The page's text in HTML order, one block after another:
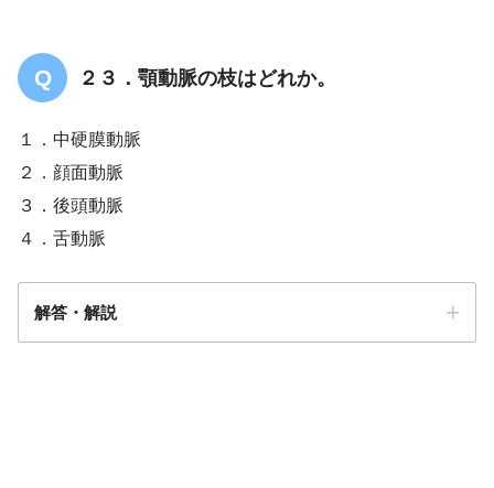
２３．顎動脈の枝はどれか。
１．中硬膜動脈
２．顔面動脈
３．後頭動脈
４．舌動脈
解答・解説